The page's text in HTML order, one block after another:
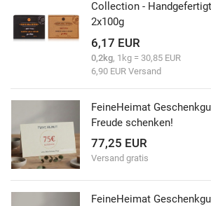
Collection -
2x100g
6,17 EUR
0,2kg, 1kg = 30,85 EUR
6,90 EUR Versand
FeineHeimat
Freude schenken!
77,25 EUR
Versand gratis
FeineHeimat